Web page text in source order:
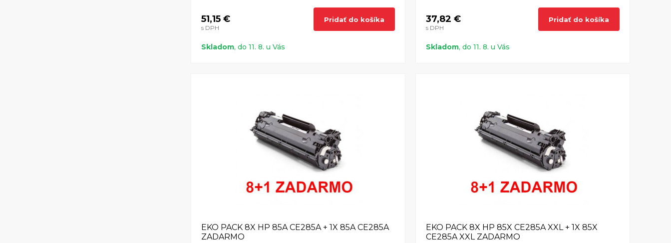
51,15 €
s DPH
Pridať do košíka
Skladom, do 11. 8. u Vás
37,82 €
s DPH
Pridať do košíka
Skladom, do 11. 8. u Vás
EKO PACK 8X HP 85A CE285A + 1X 85A CE285A
ZADARMO
EKO PACK 8X HP 85X CE285A XXL + 1X 85X
CE285A XXL ZADARMO